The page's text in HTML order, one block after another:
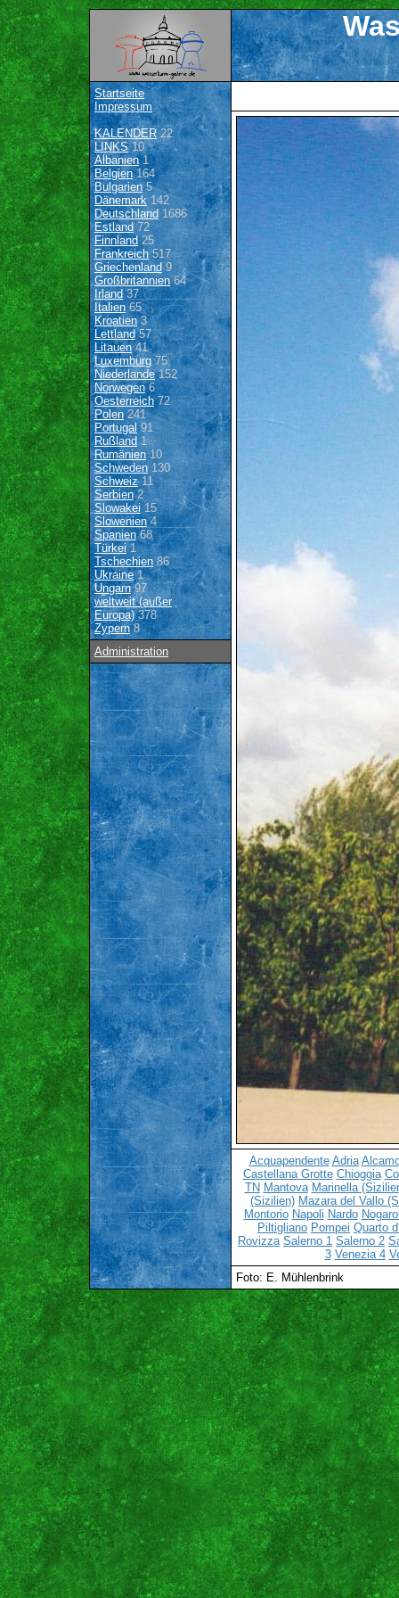
Startseite
Impressum
KALENDER22
LINKS10
Albanien1
Belgien164
Bulgarien 5
Dänemark142
Deutschland 1686
Estland 72
Finnland 25
Frankreich517
Griechenland9
Großbritannien64
Irland 37
Italien65
Kroatien3
Lettland57
Litauen41
Luxemburg 75
Niederlande152
Norwegen6
Oesterreich72
Polen 241
Portugal91
Rußland 1
Rumänien10
Schweden 130
Schweiz11
Serbien2
Slowakei15
Slowenien4
Spanien68
Türkei1
Tschechien 86
Ukraine1
Ungarn97
weltweit (außer
Europa)378
Zypern8
Administration
Acquapendente Adria
Castellana Grotte Chioggia
TN Mantova Marinella
(Sizilien) Mazara del Vallo
Montorio Napoli Nardo
Piltigliano Pompei Quarto
Rovizza Salerno 1 Salerno 2
3 Venezia 4
Foto: E. Mühlenbrink